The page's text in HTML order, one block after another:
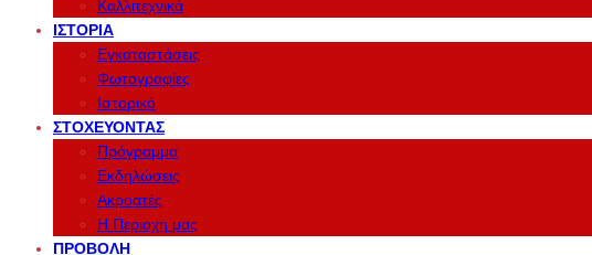
Καλλιτεχνικά
ΙΣΤΟΡΊΑ
Εγκαταστάσεις
Φωτογραφίες
Ιστορικό
ΣΤΟΧΕΎΟΝΤΑΣ
Πρόγραμμα
Εκδηλώσεις
Ακροατές
Η Περιοχη μας
ΠΡΟΒΟΛΉ